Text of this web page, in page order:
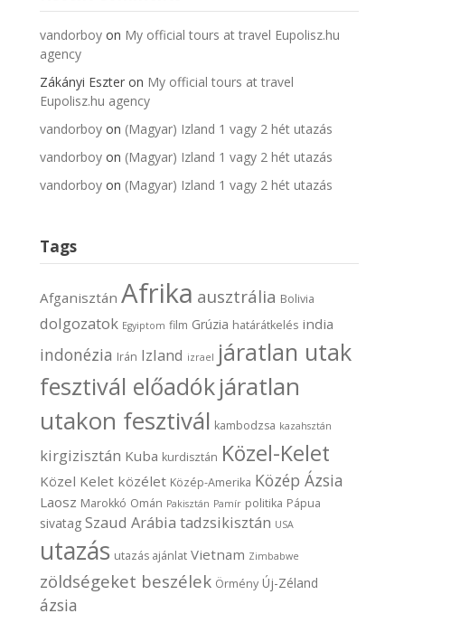
vandorboyon My official tours at travel Eupolisz.hu
agency
Zákányi Eszteron My official tours at travel
Eupolisz.hu agency
vandorboyon (Magyar) Izland 1 vagy 2 hét utazás
vandorboyon (Magyar) Izland 1 vagy 2 hét utazás
vandorboyon (Magyar) Izland 1 vagy 2 hét utazás
Tags
Afganisztán Afrika ausztrália Bolivia
dolgozatok Egyiptom film Grúzia határátkelés india
indonézia Irán Izland izrael járatlan utak
fesztivál előadókjáratlan
utakon fesztivál kambodzsa kazahsztán
kirgizisztán Kuba kurdisztán Közel-Kelet
Közel Kelet közélet Közép-Amerika Közép Ázsia
Laosz Marokkó Omán Pakisztán Pamír politika Pápua
sivatag Szaud Arábia tadzsikisztán USA
utazás utazás ajánlat Vietnam Zimbabwe
zöldségeket beszélek Örmény Új-Zéland
ázsia